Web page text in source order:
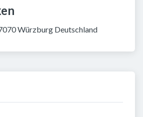
Würzburg Deutschland